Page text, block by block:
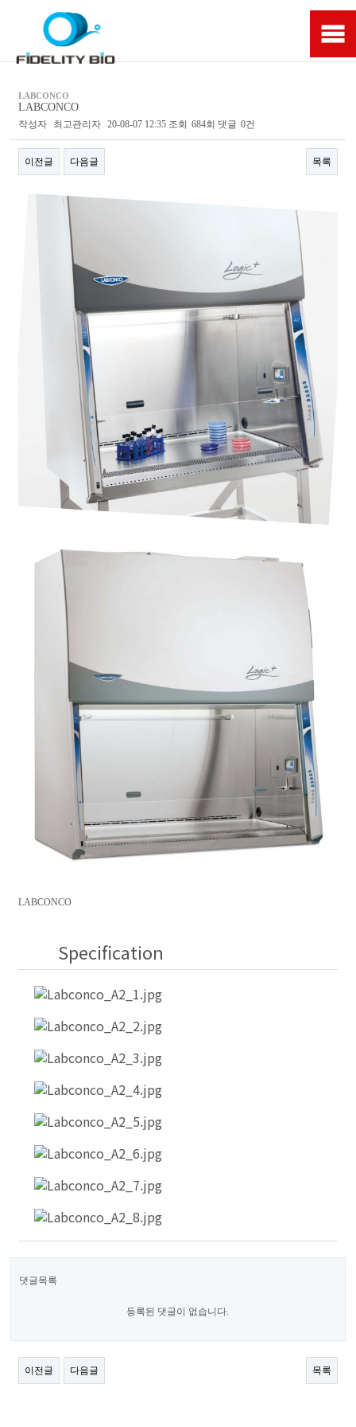
LABCONCO
LABCONCO
작성자 최고관리자 20-08-07 12:35 조회 684회 댓글 0건
이전글 다음글 목록
LABCONCO
Specification
댓글목록
등록된 댓글이 없습니다.
이전글 다음글 목록